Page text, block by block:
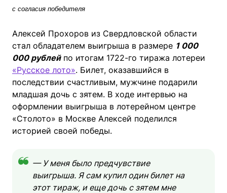
с согласия победителя
Алексей Прохоров из Свердловской области
стал обладателем выигрыша в размере 1 000
000 рублейпо итогам 1722-го тиража лотереи
«Русское лото». Билет, оказавшийся в
последствии счастливым, мужчине подарили
младшая дочь с зятем. В ходе интервью на
оформлении выигрыша в лотерейном центре
«Столото» в Москве Алексей поделился
историей своей победы.
— У меня было предчувствие
выигрыша. Я сам купил один билет на
этот тираж, и еще дочь с зятем мне